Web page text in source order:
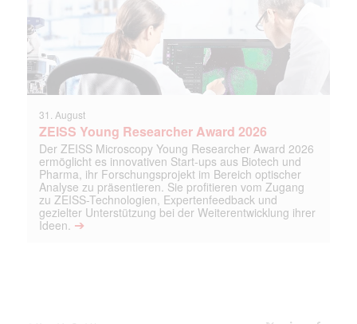
31. August
ZEISS Young Researcher Award 2026
Der ZEISS Microscopy Young Researcher Award 2026
ermöglicht es innovativen Start-ups aus Biotech und
Pharma, ihr Forschungsprojekt im Bereich optischer
Analyse zu präsentieren. Sie profitieren vom Zugang
zu ZEISS-Technologien, Expertenfeedback und
gezielter Unterstützung bei der Weiterentwicklung ihrer
Ideen. ➔